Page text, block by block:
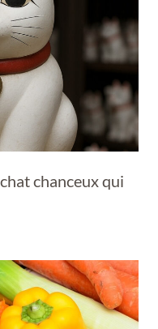
chanceux qui